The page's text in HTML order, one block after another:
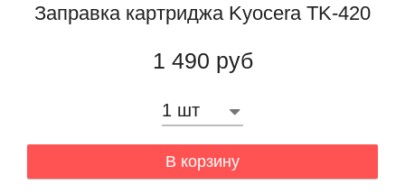
Заправка картриджа Kyocera TK-420
1 490 руб
В корзину